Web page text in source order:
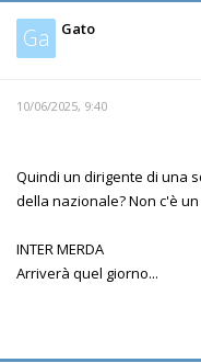
Ga Gato
10/06/2025, 9:40
Quindi un dirigente di una
della nazionale? Non c'è
INTER MERDA
Arriverà quel giorno...